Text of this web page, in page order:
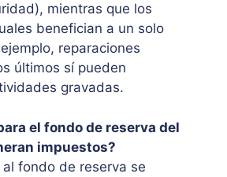
mientras que los
benefician a un solo
reparaciones
últimos sí pueden
gravadas.
el fondo de reserva del
impuestos?
fondo de reserva se